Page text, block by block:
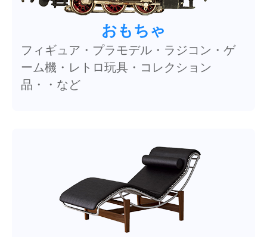
おもちゃ
フィギュア・プラモデル・ラジコン・ゲ
ーム機・レトロ玩具・コレクション
品・・など